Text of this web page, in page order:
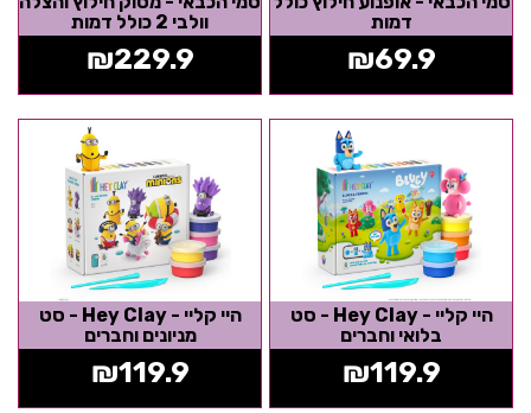
דמות
₪69.9
וולבי 2 כולל דמות
₪229.9
היי קליי - Hey Clay - סט
בלואי וחברים
₪119.9
היי קליי - Hey Clay - סט
מניונים וחברים
₪119.9